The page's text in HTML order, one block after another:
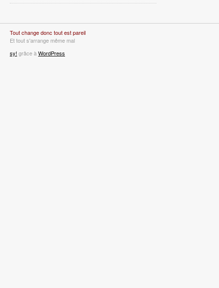
Tout change donc tout est pareil
Et tout s'arrange même mal
sy! grâce à WordPress